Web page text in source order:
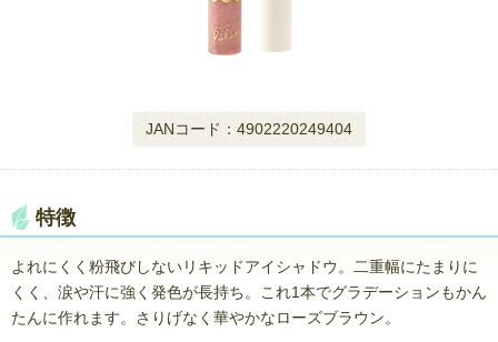
JANコード：4902220249404
特徴
よれにくく粉飛びしないリキッドアイシャドウ。二重幅にたまりに
くく、涙や汗に強く発色が長持ち。これ1本でグラデーションもかん
たんに作れます。さりげなく華やかなローズブラウン。